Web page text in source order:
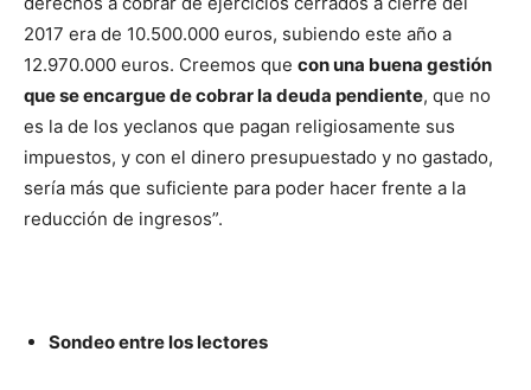
2017 era de 10.500.000 euros, subiendo este año a
12.970.000 euros. Creemos que con una buena gestión
que se encargue de cobrar la deuda pendiente, que no
es la de los yeclanos que pagan religiosamente sus
impuestos, y con el dinero presupuestado y no gastado,
sería más que suficiente para poder hacer frente a la
reducción de ingresos”.
Sondeo entre los lectores